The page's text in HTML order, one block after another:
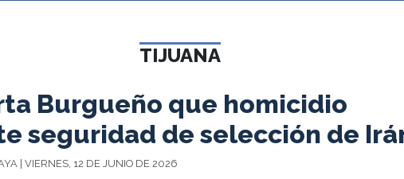
TIJUANA
Burgueño que homicidio
seguridad de selección de
| VIERNES, 12 DE JUNIO DE 2026